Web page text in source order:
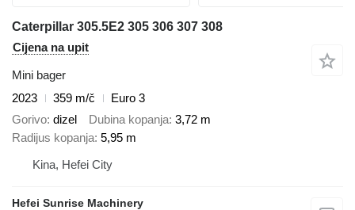
Caterpillar 305.5E2 305 306 307 308
Cijena na upit
Mini bager
2023
359 m/č
Euro 3
Gorivo dizel Dubina kopanja 3,72 m
Radijus kopanja 5,95 m
Kina, Hefei City
Hefei Sunrise Machinery